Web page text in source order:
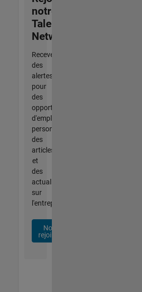
notre
Talent
Network
Recevez
des
alertes
pour
des
opportunités
d'emploi
personnalisées,
des
articles
et
des
actualités
sur
l'entreprise.
Nous
rejoindre